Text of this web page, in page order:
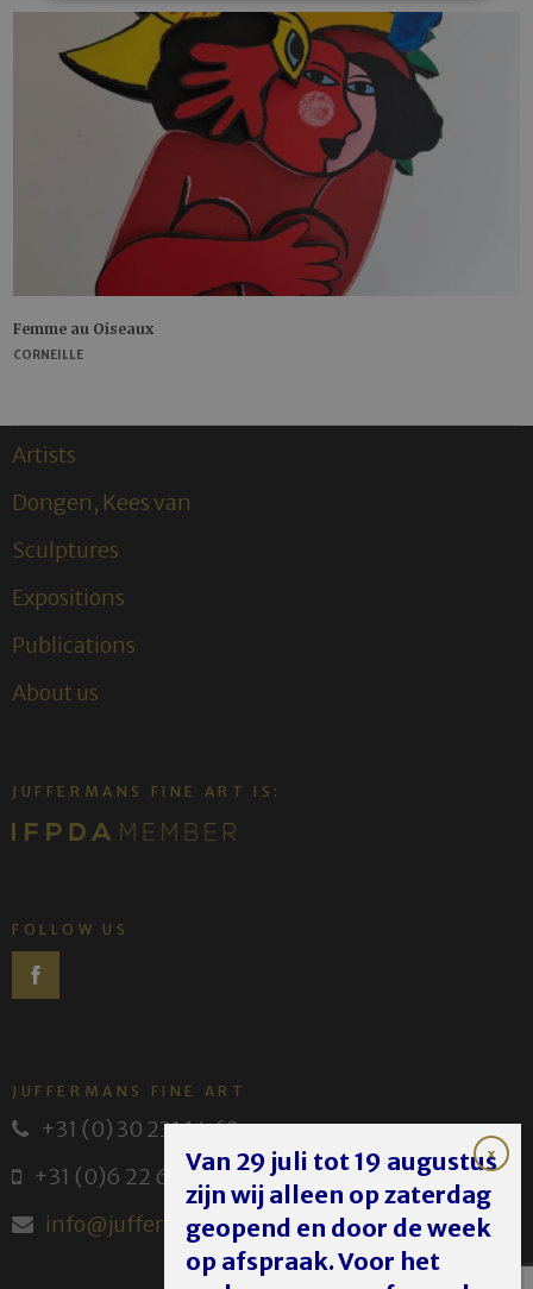
Femme au Oiseaux
CORNEILLE
Artists
Dongen, Kees van
Sculptures
Expositions
Publications
About us
JUFFERMANS FINE ART IS:
FOLLOW US
JUFFERMANS FINE ART
+31 (0) 30 231 14 63
+31 (0)6 22 614 582
info@juffermans.nl
Van 29 juli tot 19 augustus
zijn wij alleen op zaterdag
geopend en door de week
op afspraak. Voor het